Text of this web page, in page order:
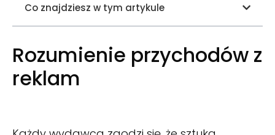
Co znajdziesz w tym artykule
Rozumienie przychodów z
reklam